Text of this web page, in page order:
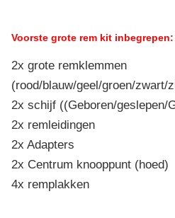
Voorste grote rem kit inbegrepen:
2x grote remklemmen
(rood/blauw/geel/groen/zwart/
2x schijf ((Geboren/geslepen/
2x remleidingen
2x Adapters
2x Centrum knooppunt (hoed)
4x remplakken